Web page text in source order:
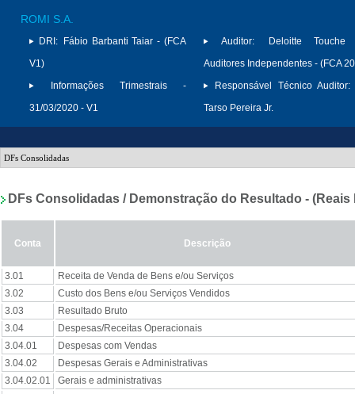
ROMI S.A.
DRI:
Fábio Barbanti Taiar - (FCA
V1)
Informações Trimestrais -
31/03/2020 - V1
Auditor:
Deloitte Touche
Auditores Independentes - (FCA
Responsável Técnico Auditor:
Tarso Pereira Jr.